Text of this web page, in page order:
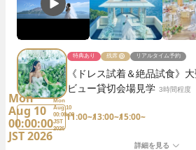
特典あり 残席 リアルタイム予約
《ドレス試着＆絶品試食》
ビュー貸切会場見学 3時間程度
Mon
Aug 10
00:00:00
JST 2026
Mon
Aug 10
00:00:00
JST
2026
11:00~13:00~15:00~
詳細を見る